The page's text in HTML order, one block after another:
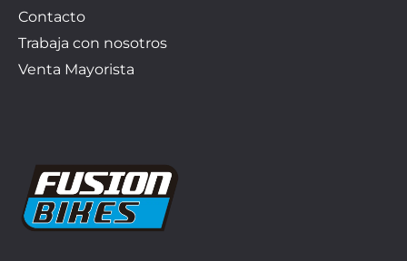
Contacto
Trabaja con nosotros
Venta Mayorista